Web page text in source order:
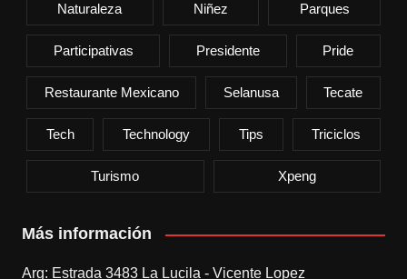
Naturaleza Niñez Parques
Participativas Presidente Pride
Restaurante Mexicano Selanusa Tecate
Tech Technology Tips Triciclos
Turismo Xpeng
Más información
Arg: Estrada 3483 La Lucila - Vicente Lopez